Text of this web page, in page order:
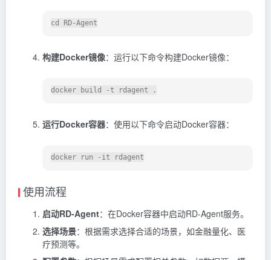
构建Docker镜像：运行以下命令构建Docker镜像：
运行Docker容器：使用以下命令启动Docker容器：
使用流程
启动RD-Agent：在Docker容器中启动RD-Agent服务。
选择场景：根据需求选择合适的场景，如金融量化、医
疗预测等。